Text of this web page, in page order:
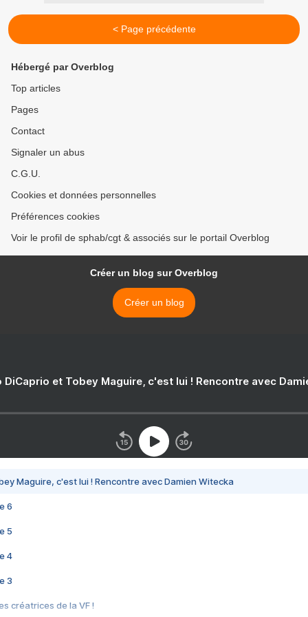
< Page précédente
Hébergé par Overblog
Top articles
Pages
Contact
Signaler un abus
C.G.U.
Cookies et données personnelles
Préférences cookies
Voir le profil de sphab/cgt & associés sur le portail Overblog
Créer un blog sur Overblog
Créer un blog
DiCaprio et Tobey Maguire, c'est lui ! Rencontre avec
Maguire, c'est lui ! Rencontre avec Damien Witecka
6
5
4
3
créatrices de la VF !